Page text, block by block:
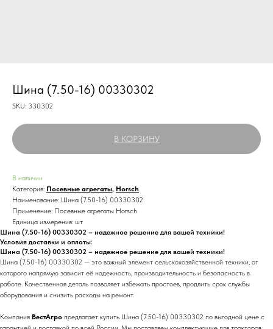
Шина (7.50-16) 00330302
SKU: 330302
В КОРЗИНУ
В наличии
Категория: Посевные агрегаты, Horsch
Наименование: Шина (7.50-16) 00330302
Применение: Посевные агрегаты Horsch
Единица измерения: шт
Шина (7.50-16) 00330302 – надежное решение для вашей техники!
Условия доставки и оплаты:
Шина (7.50-16) 00330302 – надежное решение для вашей техники!
Шина (7.50-16) 00330302 — это важный элемент сельскохозяйственной техники, от
которого напрямую зависит её надежность, производительность и безопасность в
работе. Качественная деталь позволяет избежать простоев, продлить срок службы
оборудования и снизить расходы на ремонт.
Компания ВестАгро предлагает купить Шина (7.50-16) 00330302 по выгодной цене с